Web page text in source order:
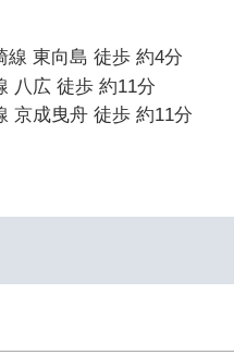
線 東向島 徒歩 約4分
八広 徒歩 約11分
京成曳舟 徒歩 約11分